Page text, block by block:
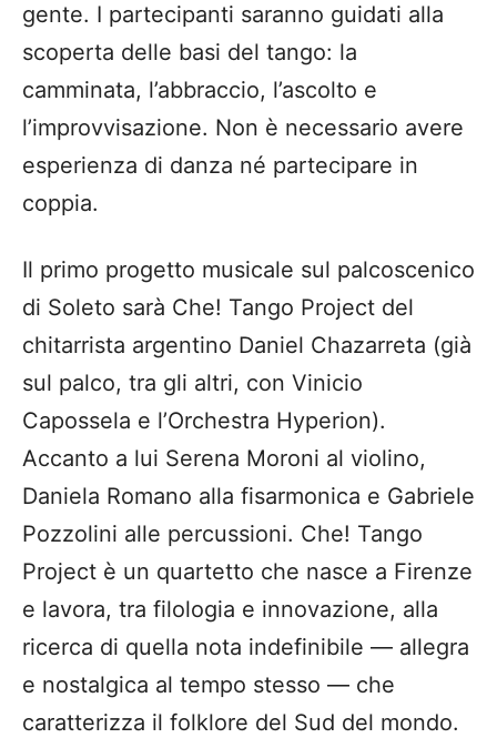
gente. I partecipanti saranno guidati alla
scoperta delle basi del tango: la
camminata, l’abbraccio, l’ascolto e
l’improvvisazione. Non è necessario avere
esperienza di danza né partecipare in
coppia.
Il primo progetto musicale sul palcoscenico
di Soleto sarà Che! Tango Project del
chitarrista argentino Daniel Chazarreta (già
sul palco, tra gli altri, con Vinicio
Capossela e l’Orchestra Hyperion).
Accanto a lui Serena Moroni al violino,
Daniela Romano alla fisarmonica e Gabriele
Pozzolini alle percussioni. Che! Tango
Project è un quartetto che nasce a Firenze
e lavora, tra filologia e innovazione, alla
ricerca di quella nota indefinibile — allegra
e nostalgica al tempo stesso — che
caratterizza il folklore del Sud del mondo.